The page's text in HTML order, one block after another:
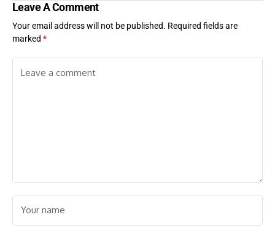
Leave A Comment
Your email address will not be published. Required fields are
marked *